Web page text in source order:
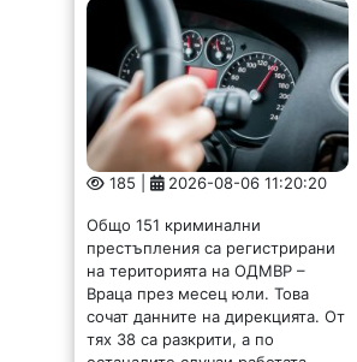
Общо 151 криминални
престъпления са регистрирани
на територията на ОДМВР –
Враца през месец юли. Това
сочат данните на дирекцията. От
тях 38 са разкрити, а по
останалите случаи работата...
Вълнуваща среща с
фондация "Раздумка
на седянка" в
Чупрене /СНИМКИ/